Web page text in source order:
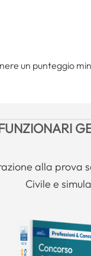
un punteggio
alla prova
Civile e